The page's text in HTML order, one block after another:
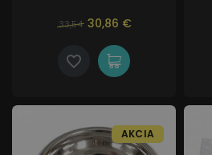
33,54 30,86 €
AKCIA